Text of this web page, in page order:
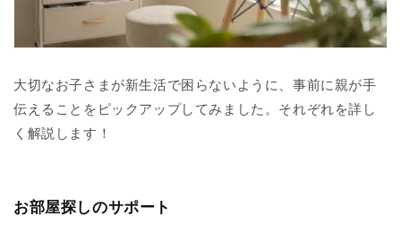
大切なお子さまが新生活で困らないように、事前に親が手
伝えることをピックアップしてみました。それぞれを詳し
く解説します！
お部屋探しのサポート